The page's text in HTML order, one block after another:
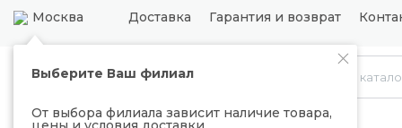
Москва Доставка Гарантия и возврат
Выберите Ваш филиал
От выбора филиала зависит наличие товара,
Каталог